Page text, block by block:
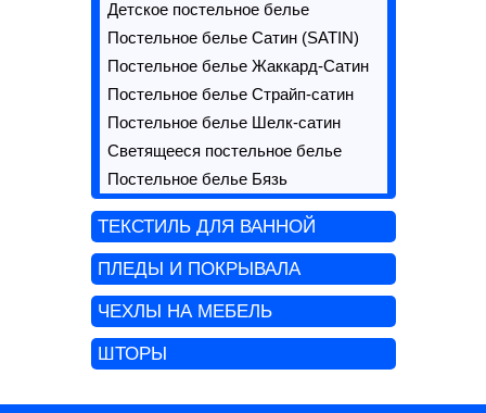
Детское постельное белье
Постельное белье Сатин (SATIN)
Постельное белье Жаккард-Сатин
Постельное белье Страйп-сатин
Постельное белье Шелк-сатин
Светящееся постельное белье
Постельное белье Бязь
ТЕКСТИЛЬ ДЛЯ ВАННОЙ
ПЛЕДЫ И ПОКРЫВАЛА
ЧЕХЛЫ НА МЕБЕЛЬ
ШТОРЫ